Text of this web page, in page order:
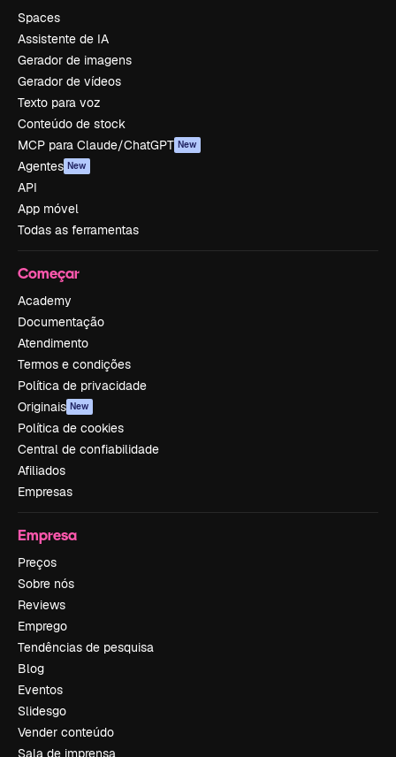
Spaces
Assistente de IA
Gerador de imagens
Gerador de vídeos
Texto para voz
Conteúdo de stock
MCP para Claude/ChatGPT New
Agentes New
API
App móvel
Todas as ferramentas
Começar
Academy
Documentação
Atendimento
Termos e condições
Política de privacidade
Originais New
Política de cookies
Central de confiabilidade
Afiliados
Empresas
Empresa
Preços
Sobre nós
Reviews
Emprego
Tendências de pesquisa
Blog
Eventos
Slidesgo
Vender conteúdo
Sala de imprensa